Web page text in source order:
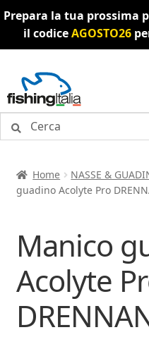
Prepara la tua prossima
il codiceAGOSTO26
alla
navigazione
al
contenuto
Home NASSE &
guadino Acolyte Pro
Manico
Acolyte